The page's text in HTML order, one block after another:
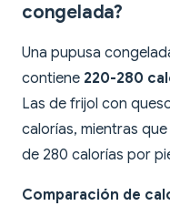
congelada?
Una pupusa
contiene 220-280
Las de frijol con
calorías, mientras
de 280 calorías por
Comparación de